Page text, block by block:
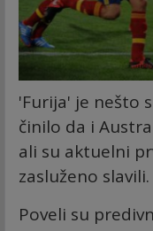
'Furija' je nešto
činilo da i
ali su aktuelni
zasluženo slavili.
Poveli su